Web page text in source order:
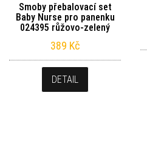
Smoby přebalovací set
Baby Nurse pro panenku
024395 růžovo-zelený
389 Kč
DETAIL